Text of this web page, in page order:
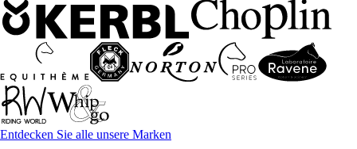
Entdecken Sie alle unsere Marken